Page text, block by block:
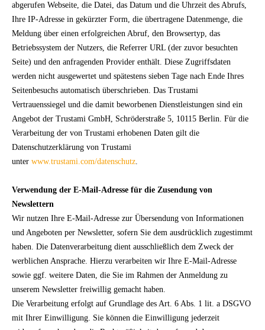
abgerufen Webseite, die Datei, das Datum und die Uhrzeit des Abrufs,
Ihre IP-Adresse in gekürzter Form, die übertragene Datenmenge, die
Meldung über einen erfolgreichen Abruf, den Browsertyp, das
Betriebssystem der Nutzers, die Referrer URL (der zuvor besuchten
Seite) und den anfragenden Provider enthält. Diese Zugriffsdaten
werden nicht ausgewertet und spätestens sieben Tage nach Ende Ihres
Seitenbesuchs automatisch überschrieben. Das Trustami
Vertrauenssiegel und die damit beworbenen Dienstleistungen sind ein
Angebot der Trustami GmbH, Schröderstraße 5, 10115 Berlin. Für die
Verarbeitung der von Trustami erhobenen Daten gilt die
Datenschutzerklärung von Trustami
unter www.trustami.com/datenschutz.
Verwendung der E-Mail-Adresse für die Zusendung von
Newslettern
Wir nutzen Ihre E-Mail-Adresse zur Übersendung von Informationen
und Angeboten per Newsletter, sofern Sie dem ausdrücklich zugestimmt
haben. Die Datenverarbeitung dient ausschließlich dem Zweck der
werblichen Ansprache. Hierzu verarbeiten wir Ihre E-Mail-Adresse
sowie ggf. weitere Daten, die Sie im Rahmen der Anmeldung zu
unserem Newsletter freiwillig gemacht haben.
Die Verarbeitung erfolgt auf Grundlage des Art. 6 Abs. 1 lit. a DSGVO
mit Ihrer Einwilligung. Sie können die Einwilligung jederzeit